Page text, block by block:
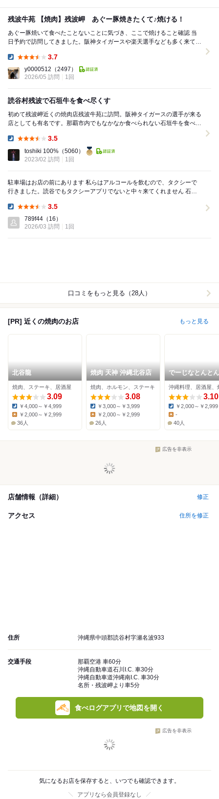
残波牛苑 【焼肉】残波岬 あぐー豚焼きたくて♪焼ける！
あぐー豚焼いて食べたことないことに気づき、ここで焼けること確認 当
日予約で訪問してきました。阪神タイガースや楽天選手なども多く来てい
3.7
y0000512 （2497）
2026/05 訪問
1回
読谷村残波で石垣牛を食べ尽くす
初めて残波岬近くの焼肉店残波牛苑に訪問。阪神タイガースの選手が来る
店としても有名です。那覇市内でもなかなか食べられない石垣牛を食べら
3.5
toshiki 100% （5060）
2023/02 訪問
1回
駐車場はお店の前にあります 私らはアルコールを飲むので、タクシーで
行きました。読谷でもタクシーアプリでないと中々来てくれません 石垣
3.5
789f44 （16）
2026/03 訪問
1回
口コミをもっと見る（28人）
[PR] 近くの焼肉のお店 もっと見る
北谷龍
焼肉、ステーキ、居酒屋
3.09
Dinner:
￥4,000～￥4,999
Lunch:
￥2,000～￥2,999
36人
焼肉 天神 沖縄北谷店
焼肉、ホルモン、ステーキ
3.08
Dinner:
￥3,000～￥3,999
Lunch:
￥2,000～￥2,999
26人
でーじなとんとん
沖縄料理、居酒屋、
3.10
Dinner:
￥2,000～￥2,999
Lunch:
-
40人
広告を非表示
店舗情報（詳細） 修正
アクセス 住所を修正
住所 沖縄県中頭郡読谷村字瀬名波933
交通手段
那覇空港 車60分
沖縄自動車道石川I.C. 車30分
沖縄自動車道沖縄南I.C. 車30分
名所・残波岬より車5分
食べログアプリで地図を開く
広告を非表示
気になるお店を保存すると、いつでも確認できます。
アプリなら会員登録なし